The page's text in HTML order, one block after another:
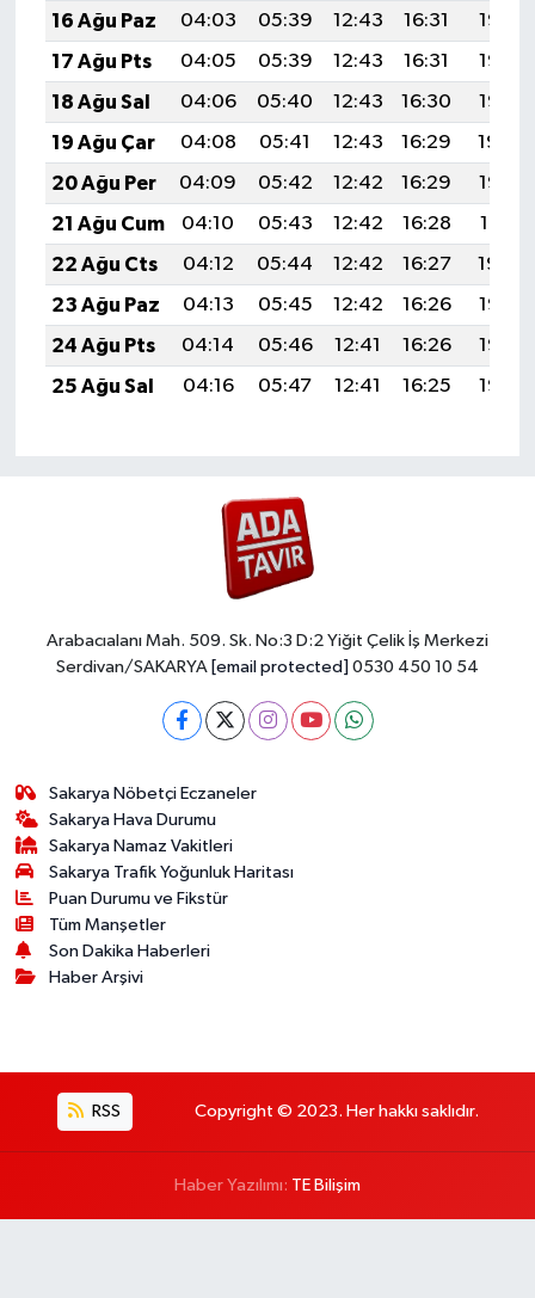
16 Ağu Paz
04:03 05:39 12:43 16:31
19:38
17 Ağu Pts
04:05 05:39 12:43 16:31
19:37
18 Ağu Sal
04:06 05:40 12:43 16:30
19:35
19 Ağu Çar
04:08 05:41 12:43 16:29
19:34
20 Ağu Per
04:09 05:42 12:42 16:29
19:32
21 Ağu Cum
04:10 05:43 12:42 16:28
19:31
22 Ağu Cts
04:12 05:44 12:42 16:27
19:29
23 Ağu Paz
04:13 05:45 12:42 16:26
19:28
24 Ağu Pts
04:14 05:46 12:41 16:26
19:26
25 Ağu Sal
04:16 05:47 12:41 16:25 19:25
Arabacıalanı Mah. 509. Sk. No:3 D:2 Yiğit Çelik İş Merkezi
Serdivan/SAKARYA [email protected] 0530 450 10 54
Sakarya Nöbetçi Eczaneler
Sakarya Hava Durumu
Sakarya Namaz Vakitleri
Sakarya Trafik Yoğunluk Haritası
Puan Durumu ve Fikstür
Tüm Manşetler
Son Dakika Haberleri
Haber Arşivi
RSS Copyright © 2023. Her hakkı saklıdır.
Haber Yazılımı: TE Bilişim